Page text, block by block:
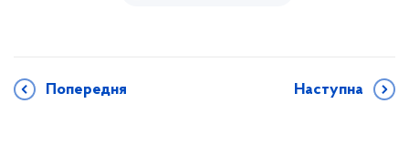
Попередня Наступна